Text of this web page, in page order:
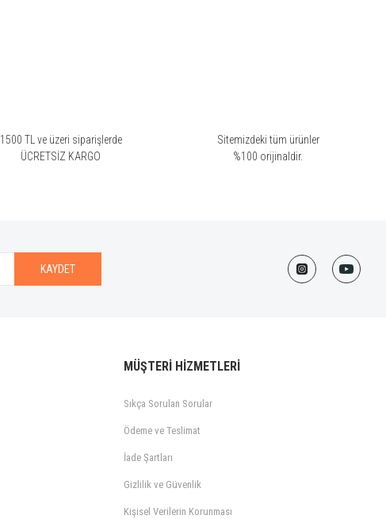
1500 TL ve üzeri siparişlerde
ÜCRETSİZ KARGO
Sitemizdeki tüm ürünler
%100 orijinaldir.
KAYDET
MÜŞTERİ HİZMETLERİ
Sıkça Sorulan Sorular
Ödeme ve Teslimat
İade Şartları
Gizlilik ve Güvenlik
Kişisel Verilerin Korunması